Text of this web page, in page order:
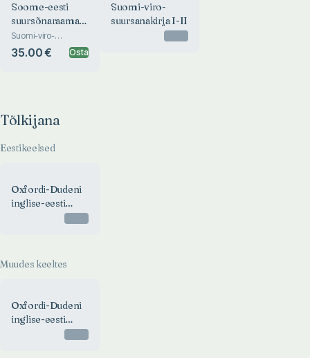
Soome-eesti
suursõnaraamat
(1.-2. köide)
Suomi-viro-
suursanakirja
35.00 € Osta
Suomi-viro-
suursanakirja I-II
Tõlkijana
Eestikeelsed
Oxfordi-Dudeni
inglise-eesti
piltsõnaraamat
Muudes keeltes
Oxfordi-Dudeni
inglise-eesti
piltsõnaraamat